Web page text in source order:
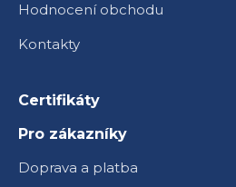
Hodnocení obchodu
Kontakty
Certifikáty
Pro zákazníky
Doprava a platba